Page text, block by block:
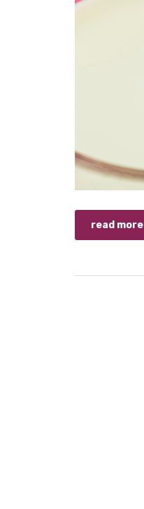
read more